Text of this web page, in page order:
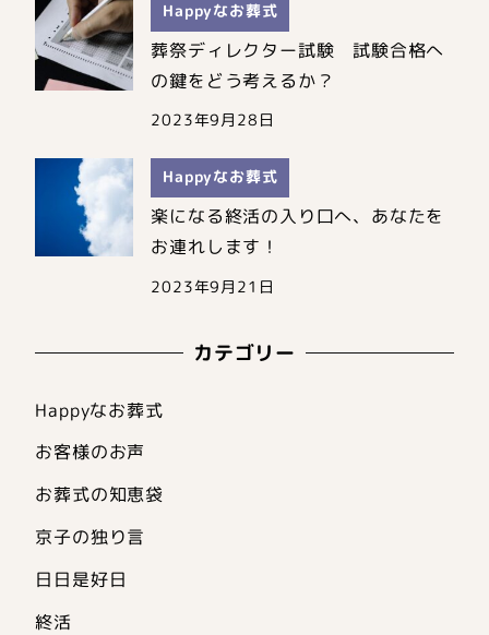
Happyなお葬式
葬祭ディレクター試験 試験合格へ
の鍵をどう考えるか？
2023年9月28日
Happyなお葬式
楽になる終活の入り口へ、あなたを
お連れします！
2023年9月21日
カテゴリー
Happyなお葬式
お客様のお声
お葬式の知恵袋
京子の独り言
日日是好日
終活